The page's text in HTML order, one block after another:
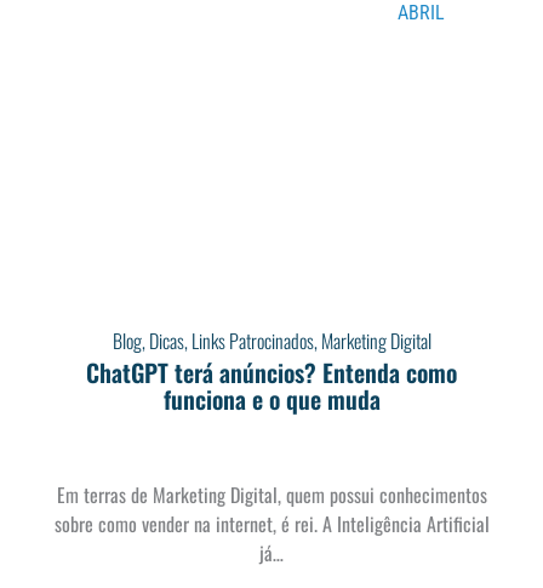
Blog,Dicas,Links Patrocinados,Marketing Digital
ChatGPT terá anúncios? Entenda como
funciona e o que muda
ABRIL
Em terras de Marketing Digital, quem possui conhecimentos
sobre como vender na internet, é rei. A Inteligência Artificial
já…